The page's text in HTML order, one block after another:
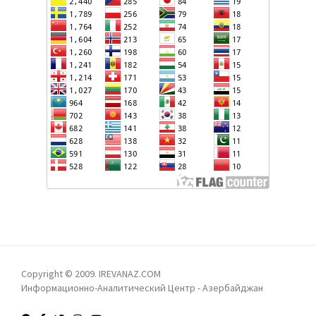
РЕВАНШИСТСКОЕ ФЭНТЕЗИ: ДОГНАТЬ И
ПЕРЕГНАТЬ АЗЕРБАЙДЖАН? - ЛЕЙЛА
ТАРИВЕРДИЕВА
ПРОКУРАТУРА АРМЕНИИ НАПРАВИЛА В СУД
УГОЛОВНОЕ ДЕЛО ПРОТИВ КАТОЛИКОСА ВСЕХ
АРМЯН ГАРЕГИНА II
Copyright © 2009. IREVANAZ.COM
Информационно-Аналитический Центр - Азербайджан